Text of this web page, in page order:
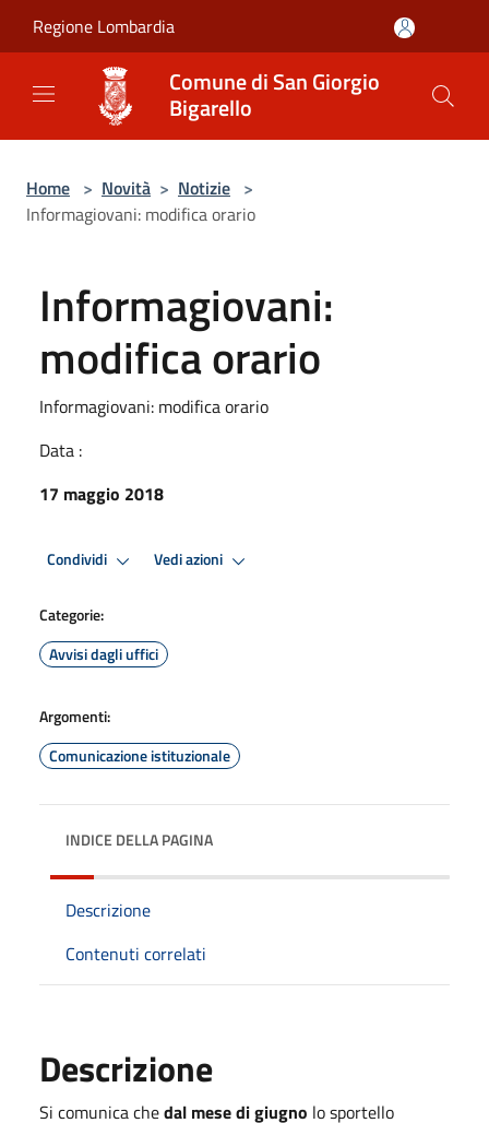
Regione Lombardia
Comune di San Giorgio
Bigarello
Home > Novità > Notizie >
Informagiovani: modifica orario
Informagiovani:
modifica orario
Informagiovani: modifica orario
Data :
17 maggio 2018
Condividi Vedi azioni
Categorie:
Avvisi dagli uffici
Argomenti:
Comunicazione istituzionale
INDICE DELLA PAGINA
Descrizione
Contenuti correlati
Descrizione
Si comunica chedal mese di giugno lo sportello